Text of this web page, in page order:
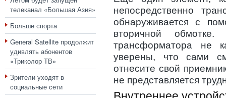
телеканал «Большая Азия»
Больше спорта
General Satellite продолжит
удивлять абонентов
«Триколор ТВ»
Зрители уходят в
социальные сети
непосредственно
обнаруживается с
вторичной
трансформатора не
уверены, что сами
отнесите свой
не представляется